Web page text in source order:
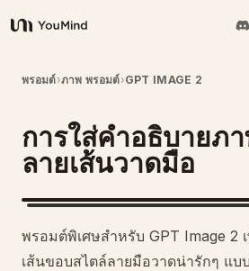
YouMind
ภาพรวม
กรณีการใช้งาน
ทักษะ
พรอมต์
พรอมต์›ภาพ พรอมต์›GPT IMAGE 2
การใส่คำอธิบายภ
ลายเส้นวาดมือ
พรอมต์พิเศษสำหรับ GPT Image 2
เส้นขอบสไตล์ลายมือวาดน่ารักๆ แ